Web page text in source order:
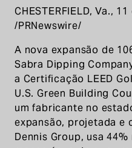
CHESTERFIELD, Va.,
/PRNewswire/
A nova expansão de
Sabra Dipping
a Certificação LEED
U.S. Green Building
um fabricante no
expansão, projetada e
Dennis Group, usa